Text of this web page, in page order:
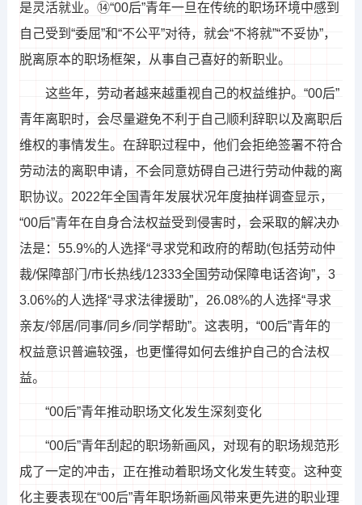
是灵活就业。⑭“00后”青年一旦在传统的职场环境中感到
自己受到“委屈”和“不公平”对待，就会“不将就”“不妥协”，
脱离原本的职场框架，从事自己喜好的新职业。
这些年，劳动者越来越重视自己的权益维护。“00后”
青年离职时，会尽量避免不利于自己顺利辞职以及离职后
维权的事情发生。在辞职过程中，他们会拒绝签署不符合
劳动法的离职申请，不会同意妨碍自己进行劳动仲裁的离
职协议。2022年全国青年发展状况年度抽样调查显示，
“00后”青年在自身合法权益受到侵害时，会采取的解决办
法是：55.9%的人选择“寻求党和政府的帮助(包括劳动仲
裁/保障部门/市长热线/12333全国劳动保障电话咨询”，3
3.06%的人选择“寻求法律援助”，26.08%的人选择“寻求
亲友/邻居/同事/同乡/同学帮助”。这表明，“00后”青年的
权益意识普遍较强，也更懂得如何去维护自己的合法权
益。
“00后”青年推动职场文化发生深刻变化
“00后”青年刮起的职场新画风，对现有的职场规范形
成了一定的冲击，正在推动着职场文化发生转变。这种变
化主要表现在“00后”青年职场新画风带来更先进的职业理